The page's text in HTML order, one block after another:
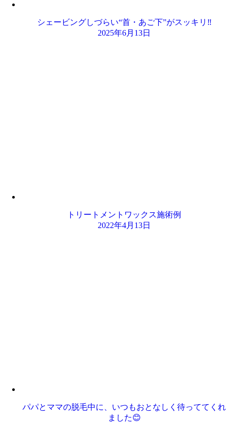
シェービングしづらい“首・あご下”がスッキリ‼️
2025年6月13日
トリートメントワックス施術例
2022年4月13日
パパとママの脱毛中に、いつもおとなしく待っててくれ
ました😊